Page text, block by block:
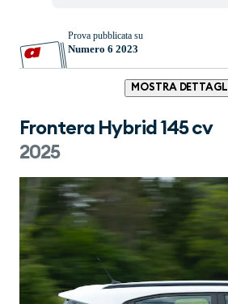
Prova pubblicata su
Numero 6 2023
MOSTRA DETTAGLI
Frontera Hybrid 145 cv
2025